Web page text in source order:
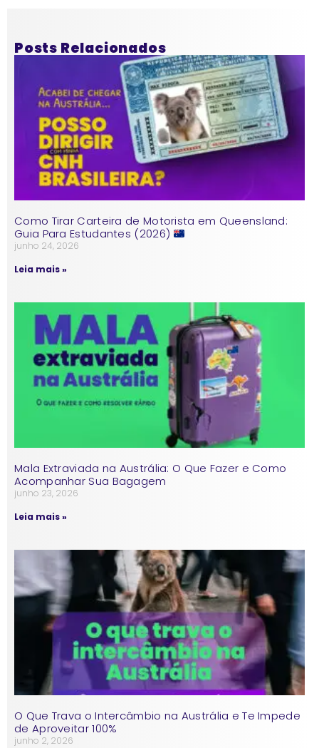
Posts Relacionados
Como Tirar Carteira de Motorista em Queensland:
Guia Para Estudantes (2026)
junho 24, 2026
Leia mais »
Mala Extraviada na Austrália: O Que Fazer e Como
Acompanhar Sua Bagagem
junho 23, 2026
Leia mais »
O Que Trava o Intercâmbio na Austrália e Te Impede
de Aproveitar 100%
junho 2, 2026